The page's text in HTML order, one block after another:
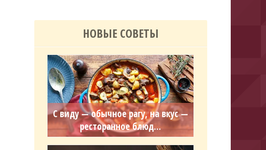
НОВЫЕ СОВЕТЫ
С виду — обычное рагу, на вкус —
ресторанное блюд...